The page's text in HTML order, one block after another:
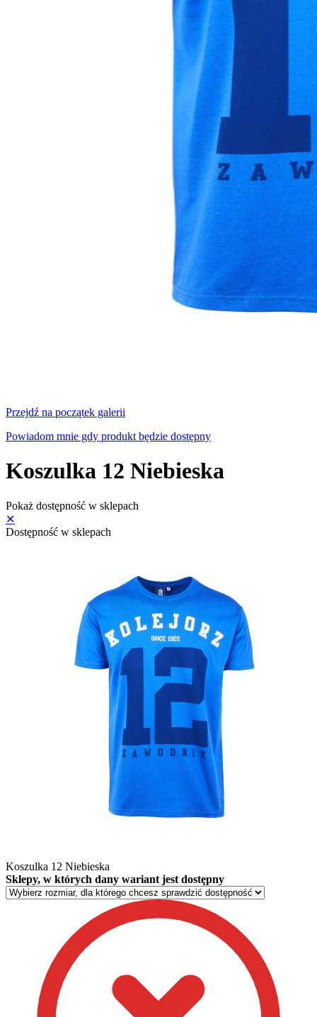
Przejdź na początek galerii
Powiadom mnie gdy produkt będzie dostępny
Koszulka 12 Niebieska
Pokaż dostępność w sklepach
✕
Dostępność w sklepach
Koszulka 12 Niebieska
Sklepy, w których dany wariant jest dostępny